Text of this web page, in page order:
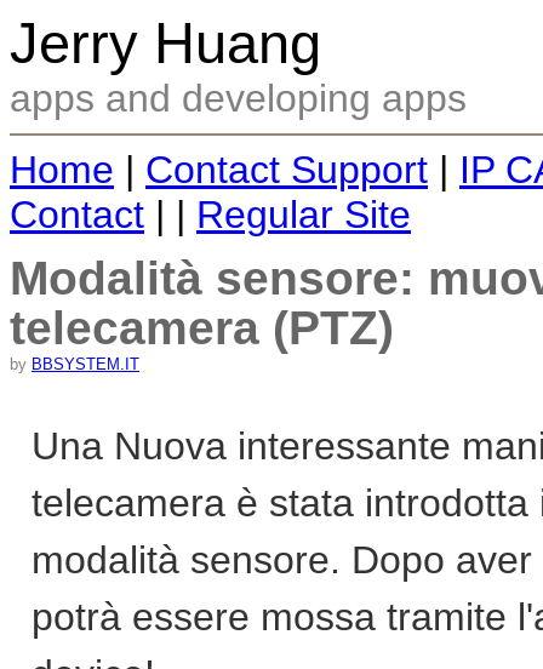
Jerry Huang
apps and developing apps
Home | Contact Support | IP
Contact | | Regular Site
Modalità sensore:
telecamera (PTZ)
by BBSYSTEM.IT
Una Nuova interessante
telecamera è stata
modalità sensore. Dopo
potrà essere mossa tramite